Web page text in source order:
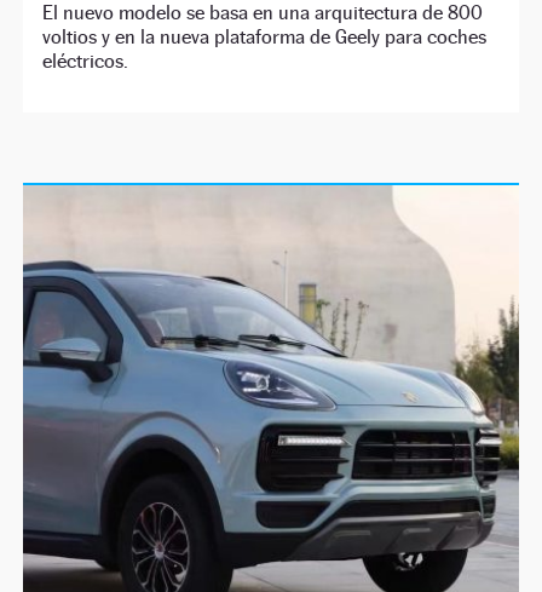
El nuevo modelo se basa en una arquitectura de 800
voltios y en la nueva plataforma de Geely para coches
eléctricos.